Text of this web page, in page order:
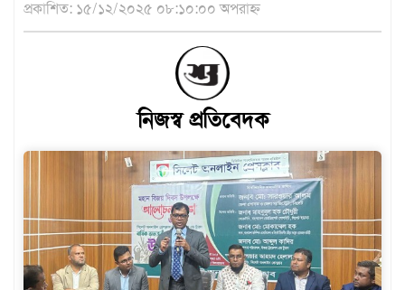
দেশজুড়ে
বিনোদন
এক্সক্লুসিভ
শিক্ষাঙ্গন
প্রকাশিত: ১৫/১২/২০২৫ ০৮:১০:০০ অপরাহ্ন
নিজস্ব প্রতিবেদক